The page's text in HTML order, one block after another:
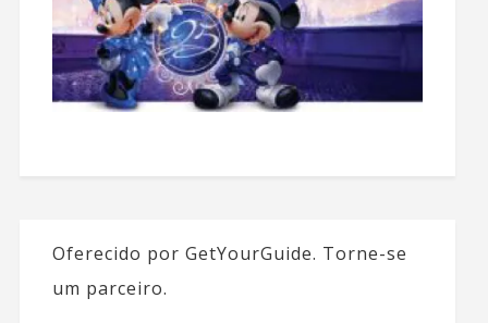
Oferecido por GetYourGuide. Torne-se
um parceiro.